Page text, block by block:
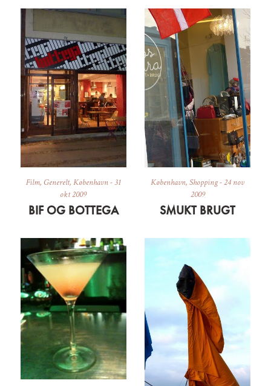
Film, Generelt, København-31
okt 2009
BIF OG BOTTEGA
København,Shopping-24 nov
2009
SMUKT BRUGT